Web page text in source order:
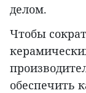
делом.
Чтобы
обеспечить